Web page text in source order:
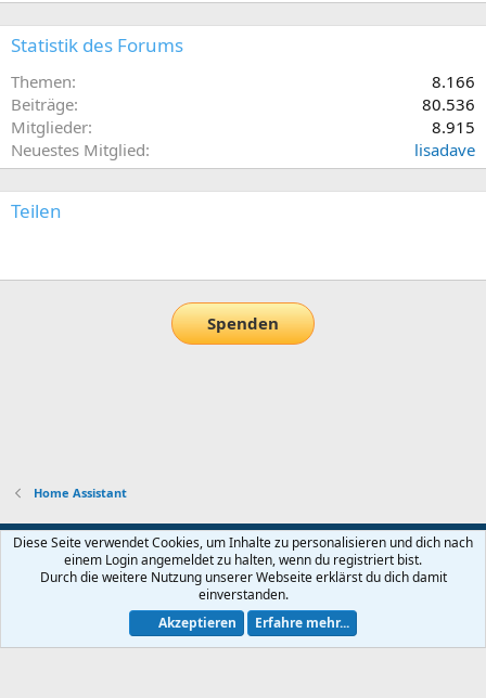
Statistik des Forums
Themen
8.166
Beiträge
80.536
Mitglieder
8.915
Neuestes Mitglied
lisadave
Teilen
Spenden
Home Assistant
Default-Theme
Nutzungsbedingungen
Datenschutz Hilfe und Impressum Start
Community platform by XenForo® © 2010-2026 XenForo Ltd.
Diese Seite verwendet Cookies, um Inhalte zu personalisieren und dich nach
einem Login angemeldet zu halten, wenn du registriert bist.
Durch die weitere Nutzung unserer Webseite erklärst du dich damit
einverstanden.
Akzeptieren
Erfahre mehr...